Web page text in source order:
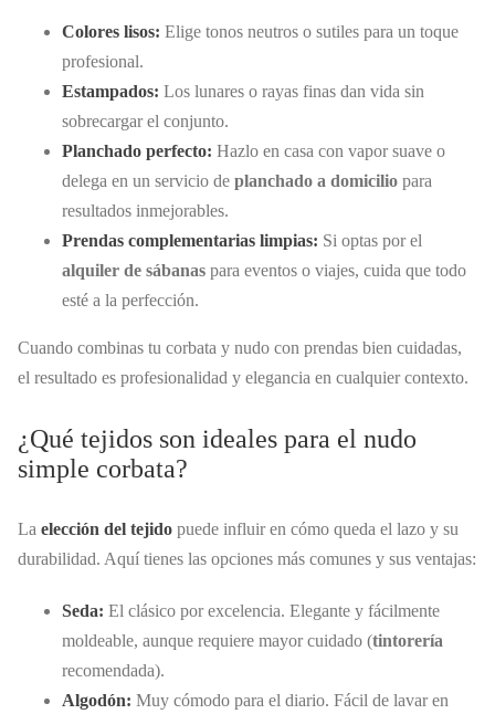
Colores lisos: Elige tonos neutros o sutiles para un toque
profesional.
Estampados: Los lunares o rayas finas dan vida sin
sobrecargar el conjunto.
Planchado perfecto: Hazlo en casa con vapor suave o
delega en un servicio de planchado a domicilio para
resultados inmejorables.
Prendas complementarias limpias: Si optas por el
alquiler de sábanas para eventos o viajes, cuida que todo
esté a la perfección.
Cuando combinas tu corbata y nudo con prendas bien cuidadas,
el resultado es profesionalidad y elegancia en cualquier contexto.
¿Qué tejidos son ideales para el nudo
simple corbata?
La elección del tejido puede influir en cómo queda el lazo y su
durabilidad. Aquí tienes las opciones más comunes y sus ventajas:
Seda: El clásico por excelencia. Elegante y fácilmente
moldeable, aunque requiere mayor cuidado (tintorería
recomendada).
Algodón: Muy cómodo para el diario. Fácil de lavar en